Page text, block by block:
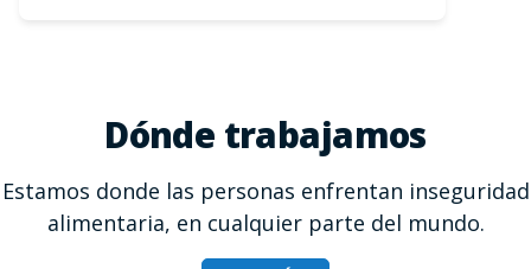
Dónde trabajamos
Estamos donde las personas enfrentan inseguridad
alimentaria, en cualquier parte del mundo.